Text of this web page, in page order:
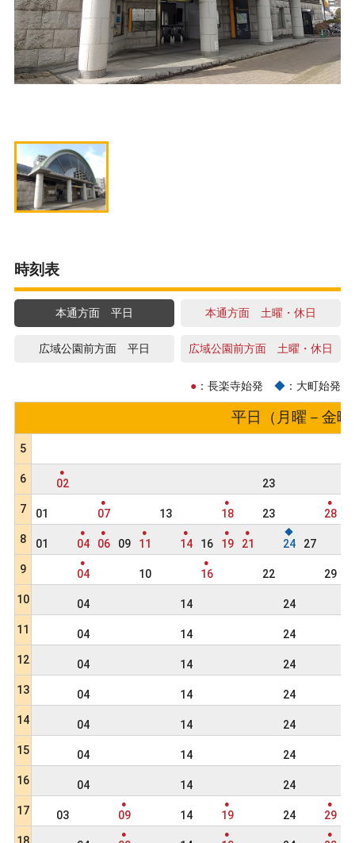
時刻表
本通方面 平日 本通方面 土曜・休日
広域公園前方面 平日 広域公園前方面 土曜・休日
● ：長楽寺始発 ◆ ：大町始発
平日（月曜－金
5
6
●
02
23
7
● ● ●
01 07 13 18 23
28
8
● ● ● ● ● ● ◆
01 04 06 09 11 14 16 19 21 24 27
9
● ●
04 10 16 22
29
10
04 14
24
11
04 14
24
12
04 14
24
13
04 14
24
14
04 14
24
15
04 14
24
16
04 14
24
17
● ● ●
03 09 14 19 24
29
● ● ●